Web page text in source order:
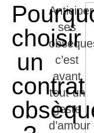
choisir
un
contrat
Anticiper
ses
c’est
avant
tout un
geste
d’amour